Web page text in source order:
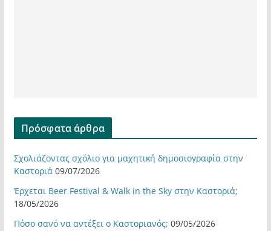
Πρόσφατα άρθρα
Σχολιάζοντας σχόλιο για μαχητική δημοσιογραφία στην
Καστοριά 09/07/2026
Έρχεται Beer Festival & Walk in the Sky στην Καστοριά;
18/05/2026
Πόσο σανό να αντέξει ο Καστοριανός; 09/05/2026